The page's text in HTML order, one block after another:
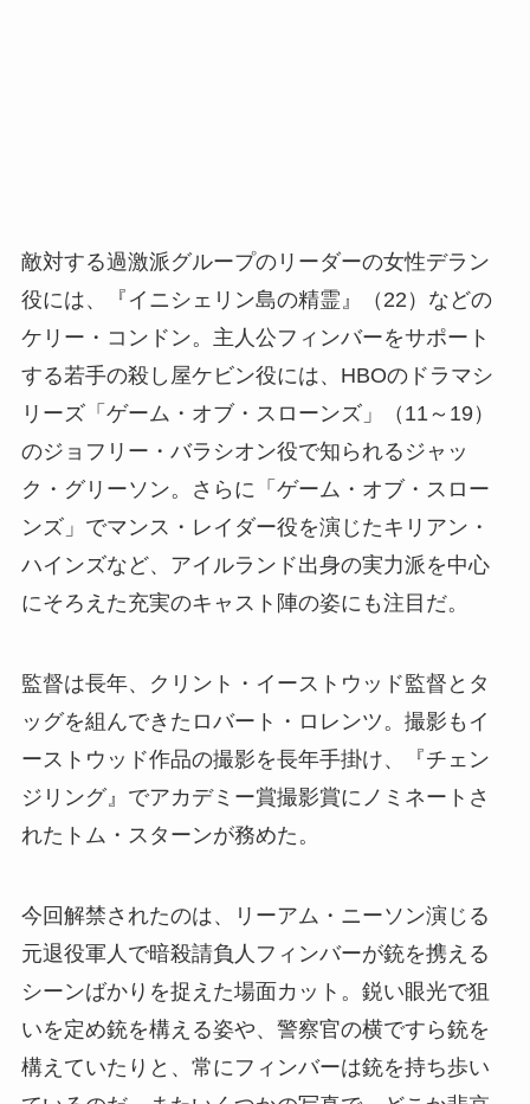
敵対する過激派グループのリーダーの女性デラン
役には、『イニシェリン島の精霊』（22）などの
ケリー・コンドン。主人公フィンバーをサポート
する若手の殺し屋ケビン役には、HBOのドラマシ
リーズ「ゲーム・オブ・スローンズ」（11～19）
のジョフリー・バラシオン役で知られるジャッ
ク・グリーソン。さらに「ゲーム・オブ・スロー
ンズ」でマンス・レイダー役を演じたキリアン・
ハインズなど、アイルランド出身の実力派を中心
にそろえた充実のキャスト陣の姿にも注目だ。
監督は長年、クリント・イーストウッド監督とタ
ッグを組んできたロバート・ロレンツ。撮影もイ
ーストウッド作品の撮影を長年手掛け、『チェン
ジリング』でアカデミー賞撮影賞にノミネートさ
れたトム・スターンが務めた。
今回解禁されたのは、リーアム・ニーソン演じる
元退役軍人で暗殺請負人フィンバーが銃を携える
シーンばかりを捉えた場面カット。鋭い眼光で狙
いを定め銃を構える姿や、警察官の横ですら銃を
構えていたりと、常にフィンバーは銃を持ち歩い